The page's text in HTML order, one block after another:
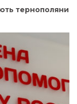
тернополяни